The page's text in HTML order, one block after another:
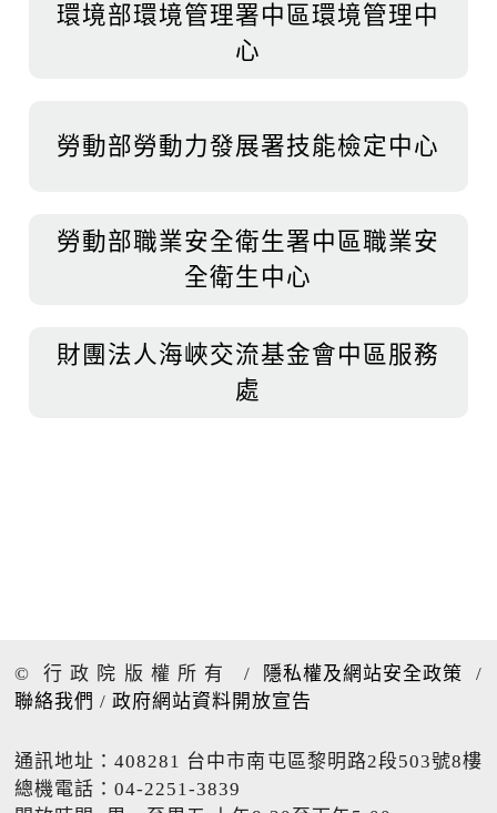
環境部環境管理署中區環境管理中
心
勞動部勞動力發展署技能檢定中心
勞動部職業安全衛生署中區職業安
全衛生中心
財團法人海峽交流基金會中區服務
處
© 行政院版權所有 / 隱私權及網站安全政策
/
聯絡我們 /政府網站資料開放宣告
通訊地址：408281 台中市南屯區黎明路2段503號8樓
總機電話：04-2251-3839